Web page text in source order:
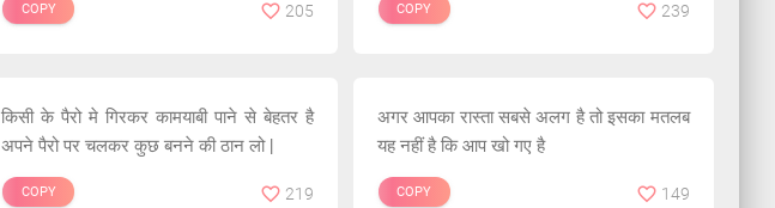
COPY 205 COPY 239
किसी के पैरो मे गिरकर कामयाबी पाने से बेहतर है
अपने पैरो पर चलकर कुछ बनने की ठान लो |
COPY 219
अगर आपका रास्ता सबसे अलग है तो इसका मतलब
यह नहीं है कि आप खो गए है
COPY 149